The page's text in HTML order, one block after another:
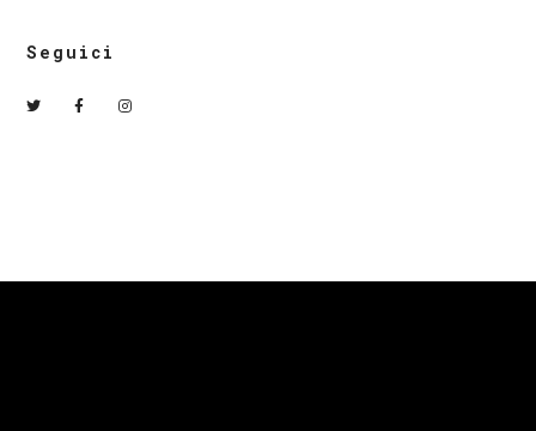
Seguici